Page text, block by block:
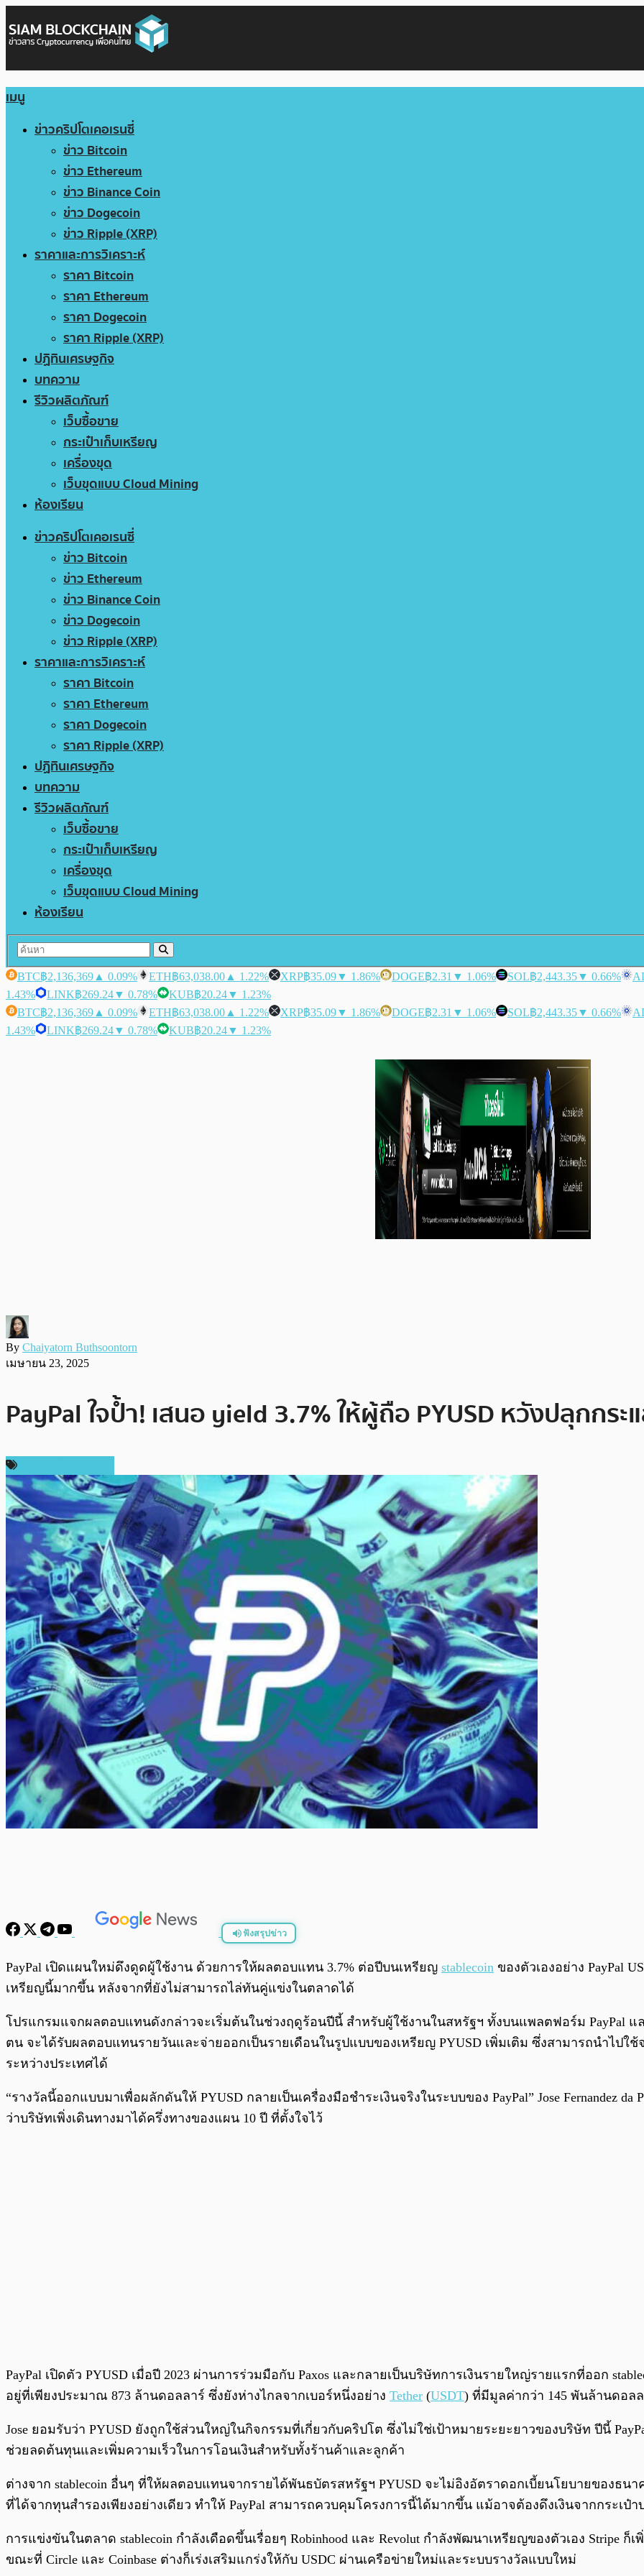
เมนู
ข่าวคริปโตเคอเรนซี่
ข่าว Bitcoin
ข่าว Ethereum
ข่าว Binance Coin
ข่าว Dogecoin
ข่าว Ripple (XRP)
ราคาและการวิเคราะห์
ราคา Bitcoin
ราคา Ethereum
ราคา Dogecoin
ราคา Ripple (XRP)
ปฏิทินเศรษฐกิจ
บทความ
รีวิวผลิตภัณฑ์
เว็บซื้อขาย
กระเป๋าเก็บเหรียญ
เครื่องขุด
เว็บขุดแบบ Cloud Mining
ห้องเรียน
ข่าวคริปโตเคอเรนซี่
ข่าว Bitcoin
ข่าว Ethereum
ข่าว Binance Coin
ข่าว Dogecoin
ข่าว Ripple (XRP)
ราคาและการวิเคราะห์
ราคา Bitcoin
ราคา Ethereum
ราคา Dogecoin
ราคา Ripple (XRP)
ปฏิทินเศรษฐกิจ
บทความ
รีวิวผลิตภัณฑ์
เว็บซื้อขาย
กระเป๋าเก็บเหรียญ
เครื่องขุด
เว็บขุดแบบ Cloud Mining
ห้องเรียน
BTC฿2,136,369 ▲ 0.09% ETH฿63,038.00 ▲ 1.22% XRP฿35.09▼ 1.86% DOGE฿2.31 ▼ 1.06% SOL฿2,443.35▼ 0.66%
1.43%
LINK฿269.24▼ 0.78% KUB฿20.24▼ 1.23%
BTC฿2,136,369 ▲ 0.09% ETH฿63,038.00 ▲ 1.22% XRP฿35.09▼ 1.86% DOGE฿2.31 ▼ 1.06% SOL฿2,443.35▼ 0.66%
1.43%
LINK฿269.24▼ 0.78% KUB฿20.24▼ 1.23%
By Chaiyatorn Buthsoontorn
เมษายน 23, 2025
PayPal ใจป้ำ! เสนอ yield 3.7% ให้ผู้ถือ PYUSD หวังปลุกกระ
ฟังสรุปข่าว
พร้อมเล่น
PayPal เปิดแผนใหม่ดึงดูดผู้ใช้งาน ด้วยการให้ผลตอบแทน 3.7% ต่อปีบนเหรียญ stablecoin ของตัวเองอย่าง PayPal
เหรียญนี้มากขึ้น หลังจากที่ยังไม่สามารถไล่ทันคู่แข่งในตลาดได้
โปรแกรมแจกผลตอบแทนดังกล่าวจะเริ่มต้นในช่วงฤดูร้อนปีนี้ สำหรับผู้ใช้งานในสหรัฐฯ ทั้งบนแพลตฟอร์ม PayPal แล
ตน จะได้รับผลตอบแทนรายวันและจ่ายออกเป็นรายเดือนในรูปแบบของเหรียญ PYUSD เพิ่มเติม ซึ่งสามารถนำไปใ
ระหว่างประเทศได้
“รางวัลนี้ออกแบบมาเพื่อผลักดันให้ PYUSD กลายเป็นเครื่องมือชำระเงินจริงในระบบของ PayPal” Jose Fernandez
ว่าบริษัทเพิ่งเดินทางมาได้ครึ่งทางของแผน 10 ปี ที่ตั้งใจไว้
PayPal เปิดตัว PYUSD เมื่อปี 2023 ผ่านการร่วมมือกับ Paxos และกลายเป็นบริษัทการเงินรายใหญ่รายแรกที่ออก
อยู่ที่เพียงประมาณ 873 ล้านดอลลาร์ ซึ่งยังห่างไกลจากเบอร์หนึ่งอย่าง Tether (USDT) ที่มีมูลค่ากว่า 145 พันล้านดอล
Jose ยอมรับว่า PYUSD ยังถูกใช้ส่วนใหญ่ในกิจกรรมที่เกี่ยวกับคริปโต ซึ่งไม่ใช่เป้าหมายระยะยาวของบริษัท ปีนี้
ช่วยลดต้นทุนและเพิ่มความเร็วในการโอนเงินสำหรับทั้งร้านค้าและลูกค้า
ต่างจาก stablecoin อื่นๆ ที่ให้ผลตอบแทนจากรายได้พันธบัตรสหรัฐฯ PYUSD จะไม่อิงอัตราดอกเบี้ยนโยบายของธน
ที่ได้จากทุนสำรองเพียงอย่างเดียว ทำให้ PayPal สามารถควบคุมโครงการนี้ได้มากขึ้น แม้อาจต้องดึงเงินจากกระเป๋
การแข่งขันในตลาด stablecoin กำลังเดือดขึ้นเรื่อยๆ Robinhood และ Revolut กำลังพัฒนาเหรียญของตัวเอง Stripe ก็
ขณะที่ Circle และ Coinbase ต่างก็เร่งเสริมแกร่งให้กับ USDC ผ่านเครือข่ายใหม่และระบบรางวัลแบบใหม่